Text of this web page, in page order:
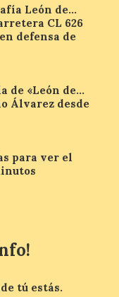
y
León de…
CL 626
defensa de
de «León de…
Álvarez desde
para ver el
tú estás.